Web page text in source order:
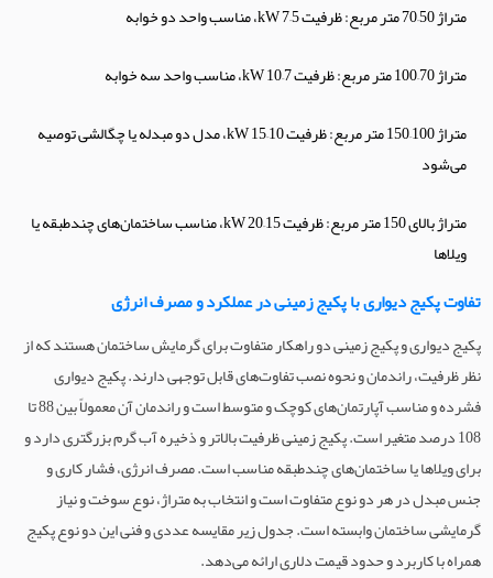
متراژ 50–70 متر مربع: ظرفیت 5–7 kW، مناسب واحد دو خوابه
متراژ 70–100 متر مربع: ظرفیت 7–10 kW، مناسب واحد سه خوابه
متراژ 100–150 متر مربع: ظرفیت 10–15 kW، مدل دو مبدله یا چگالشی توصیه
می‌شود
متراژ بالای 150 متر مربع: ظرفیت 15–20 kW، مناسب ساختمان‌های چندطبقه یا
ویلاها
تفاوت پکیج دیواری با پکیج زمینی در عملکرد و مصرف انرژی
پکیج دیواری و پکیج زمینی دو راهکار متفاوت برای گرمایش ساختمان هستند که از
نظر ظرفیت، راندمان و نحوه نصب تفاوت‌های قابل توجهی دارند. پکیج دیواری
فشرده و مناسب آپارتمان‌های کوچک و متوسط است و راندمان آن معمولاً بین 88 تا
108 درصد متغیر است. پکیج زمینی ظرفیت بالاتر و ذخیره آب گرم بزرگتری دارد و
برای ویلاها یا ساختمان‌های چندطبقه مناسب است. مصرف انرژی، فشار کاری و
جنس مبدل در هر دو نوع متفاوت است و انتخاب به متراژ، نوع سوخت و نیاز
گرمایشی ساختمان وابسته است. جدول زیر مقایسه عددی و فنی این دو نوع پکیج
همراه با کاربرد و حدود قیمت دلاری ارائه می‌دهد.